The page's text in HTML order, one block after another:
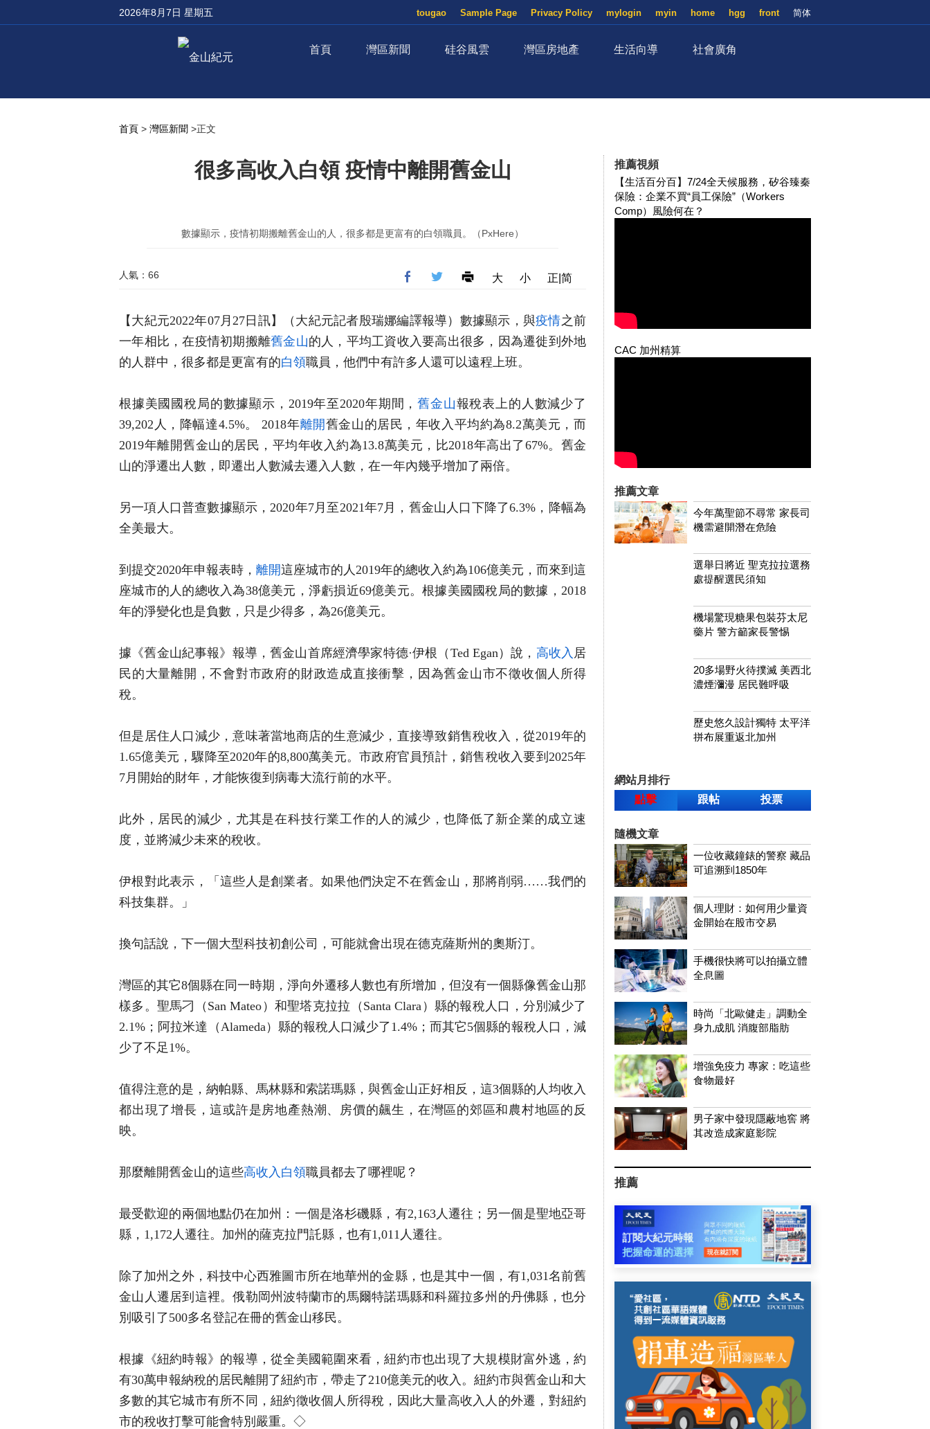
2026年8月7日 星期五 简体
front
hgg
home
myin
mylogin
Privacy Policy
Sample Page
tougao
首頁 灣區新聞 硅谷風雲 灣區房地產 生活向導 社會廣角
首頁 > 灣區新聞 >正文
很多高收入白領 疫情中離開舊金山
數據顯示，疫情初期搬離舊金山的人，很多都是更富有的白領職員。（PxHere）
人氣：66 大 小 正|简
【大紀元2022年07月27日訊】（大紀元記者殷瑞娜編譯報導）數據顯示，與疫情之前
一年相比，在疫情初期搬離舊金山的人，平均工資收入要高出很多，因為遷徙到外地
的人群中，很多都是更富有的白領職員，他們中有許多人還可以遠程上班。
根據美國國稅局的數據顯示，2019年至2020年期間，舊金山報稅表上的人數減少了
39,202人，降幅達4.5%。 2018年離開舊金山的居民，年收入平均約為8.2萬美元，而
2019年離開舊金山的居民，平均年收入約為13.8萬美元，比2018年高出了67%。舊金
山的淨遷出人數，即遷出人數減去遷入人數，在一年內幾乎增加了兩倍。
另一項人口普查數據顯示，2020年7月至2021年7月，舊金山人口下降了6.3%，降幅為
全美最大。
到提交2020年申報表時， 離開這座城市的人2019年的總收入約為106億美元，而來到這
座城市的人的總收入為38億美元，淨虧損近69億美元。根據美國國稅局的數據，2018
年的淨變化也是負數，只是少得多，為26億美元。
據《舊金山紀事報》報導，舊金山首席經濟學家特德·伊根（Ted Egan）說， 高收入 居
民的大量離開，不會對市政府的財政造成直接衝擊，因為舊金山市不徵收個人所得
稅。
但是居住人口減少，意味著當地商店的生意減少，直接導致銷售稅收入，從2019年的
1.65億美元，驟降至2020年的8,800萬美元。市政府官員預計，銷售稅收入要到2025年
7月開始的財年，才能恢復到病毒大流行前的水平。
此外，居民的減少，尤其是在科技行業工作的人的減少，也降低了新企業的成立速
度，並將減少未來的稅收。
伊根對此表示，「這些人是創業者。如果他們決定不在舊金山，那將削弱……我們的
科技集群。」
換句話說，下一個大型科技初創公司，可能就會出現在德克薩斯州的奧斯汀。
灣區的其它8個縣在同一時期，淨向外遷移人數也有所增加，但沒有一個縣像舊金山那
樣多。聖馬刁（San Mateo）和聖塔克拉拉（Santa Clara）縣的報稅人口，分別減少了
2.1%；阿拉米達（Alameda）縣的報稅人口減少了1.4%；而其它5個縣的報稅人口，減
少了不足1%。
值得注意的是，納帕縣、馬林縣和索諾瑪縣，與舊金山正好相反，這3個縣的人均收入
都出現了增長，這或許是房地產熱潮、房價的飆生，在灣區的郊區和農村地區的反
映。
那麼離開舊金山的這些高收入 白領職員都去了哪裡呢？
最受歡迎的兩個地點仍在加州：一個是洛杉磯縣，有2,163人遷往；另一個是聖地亞哥
縣，1,172人遷往。加州的薩克拉門託縣，也有1,011人遷往。
除了加州之外，科技中心西雅圖市所在地華州的金縣，也是其中一個，有1,031名前舊
金山人遷居到這裡。俄勒岡州波特蘭市的馬爾特諾瑪縣和科羅拉多州的丹佛縣，也分
別吸引了500多名登記在冊的舊金山移民。
根據《紐約時報》的報導，從全美國範圍來看，紐約市也出現了大規模財富外逃，約
有30萬申報納稅的居民離開了紐約市，帶走了210億美元的收入。紐約市與舊金山和大
多數的其它城市有所不同，紐約徵收個人所得稅，因此大量高收入人的外遷，對紐約
市的稅收打擊可能會特別嚴重。◇
推薦視頻
【生活百分百】7/24全天候服務，矽谷臻秦
保險：企業不買“員工保險”（Workers
Comp）風險何在？
CAC 加州精算
推薦文章
今年萬聖節不尋常 家長司
機需避開潛在危險
選舉日將近 聖克拉拉選務
處提醒選民須知
機場驚現糖果包裝芬太尼
藥片 警方籲家長警惕
20多場野火待撲滅 美西北
濃煙瀰漫 居民難呼吸
歷史悠久設計獨特 太平洋
拼布展重返北加州
網站月排行
點擊
跟帖 投票
隨機文章
一位收藏鐘錶的警察 藏品
可追溯到1850年
個人理財：如何用少量資
金開始在股市交易
手機很快將可以拍攝立體
全息圖
時尚「北歐健走」調動全
身九成肌 消腹部脂肪
增強免疫力 專家：吃這些
食物最好
男子家中發現隱蔽地窖 將
其改造成家庭影院
推薦